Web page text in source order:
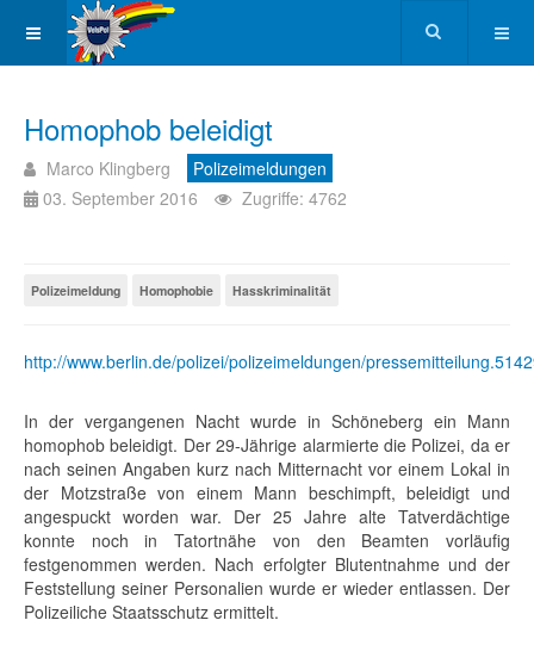
Homophob beleidigt
Marco Klingberg
Polizeimeldungen
03. September 2016
Zugriffe: 4762
Polizeimeldung Homophobie Hasskriminalität
http://www.berlin.de/polizei/polizeimeldungen/
In der vergangenen Nacht wurde in Schöneberg ein Mann
homophob beleidigt. Der 29-Jährige alarmierte die Polizei, da er
nach seinen Angaben kurz nach Mitternacht vor einem Lokal in
der Motzstraße von einem Mann beschimpft, beleidigt und
angespuckt worden war. Der 25 Jahre alte Tatverdächtige
konnte noch in Tatortnähe von den Beamten vorläufig
festgenommen werden. Nach erfolgter Blutentnahme und der
Feststellung seiner Personalien wurde er wieder entlassen. Der
Polizeiliche Staatsschutz ermittelt.